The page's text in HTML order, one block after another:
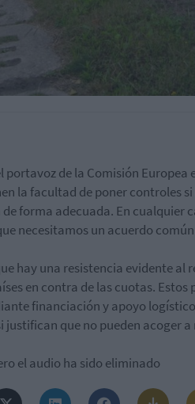
portavoz de la Comisión Europea
la facultad de poner controles
forma adecuada. En cualquier
necesitamos un acuerdo
hay una resistencia evidente al
en contra de las cuotas. Estos
financiación y apoyo
justifican que no pueden acoger
el audio ha sido eliminado